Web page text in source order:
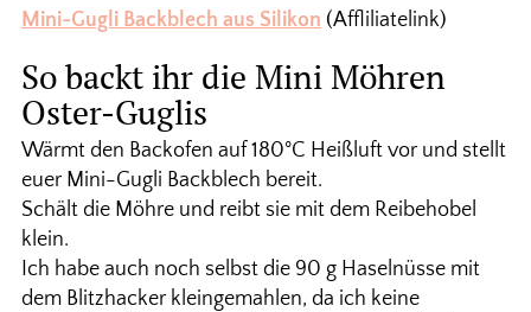
Mini-Gugli Backblech aus Silikon (Affliliatelink)
So backt ihr die Mini Möhren
Oster-Guglis
Wärmt den Backofen auf 180°C Heißluft vor und stellt
euer Mini-Gugli Backblech bereit.
Schält die Möhre und reibt sie mit dem Reibehobel
klein.
Ich habe auch noch selbst die 90 g Haselnüsse mit
dem Blitzhacker kleingemahlen, da ich keine